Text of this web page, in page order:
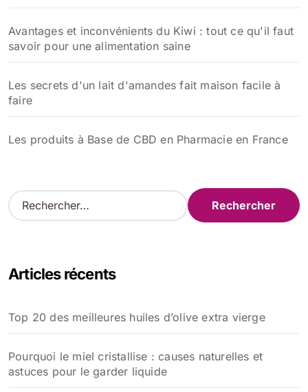
Avantages et inconvénients du Kiwi : tout ce qu'il faut
savoir pour une alimentation saine
Les secrets d'un lait d'amandes fait maison facile à
faire
Les produits à Base de CBD en Pharmacie en France
R
e
r
e
r
:
Articles récents
Top 20 des meilleures huiles d’olive extra vierge
Pourquoi le miel cristallise : causes naturelles et
astuces pour le garder liquide